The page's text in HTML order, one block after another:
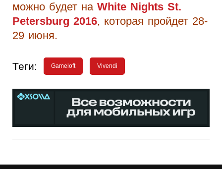
можно будет на White Nights St.
Petersburg 2016, которая пройдет 28-
29 июня.
Теги: Gameloft Vivendi